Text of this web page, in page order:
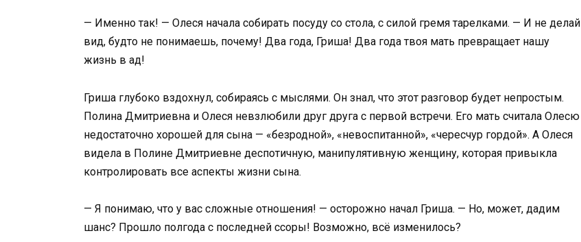
— Именно так! — Олеся начала собирать посуду со стола, с силой гремя тарелками. — И не делай
вид, будто не понимаешь, почему! Два года, Гриша! Два года твоя мать превращает нашу
жизнь в ад!
Гриша глубоко вздохнул, собираясь с мыслями. Он знал, что этот разговор будет непростым.
Полина Дмитриевна и Олеся невзлюбили друг друга с первой встречи. Его мать считала Олесю
недостаточно хорошей для сына — «безродной», «невоспитанной», «чересчур гордой». А Олеся
видела в Полине Дмитриевне деспотичную, манипулятивную женщину, которая привыкла
контролировать все аспекты жизни сына.
— Я понимаю, что у вас сложные отношения! — осторожно начал Гриша. — Но, может, дадим
шанс? Прошло полгода с последней ссоры! Возможно, всё изменилось?